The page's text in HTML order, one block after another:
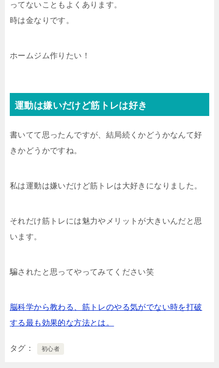
ってないこともよくあります。
時は金なりです。
ホームジム作りたい！
運動は嫌いだけど筋トレは好き
書いてて思ったんですが、結局続くかどうかなんて好
きかどうかですね。
私は運動は嫌いだけど筋トレは大好きになりました。
それだけ筋トレには魅力やメリットが大きいんだと思
います。
騙されたと思ってやってみてください笑
脳科学から教わる、筋トレのやる気がでない時を打破
する最も効果的な方法とは。
タグ 初心者